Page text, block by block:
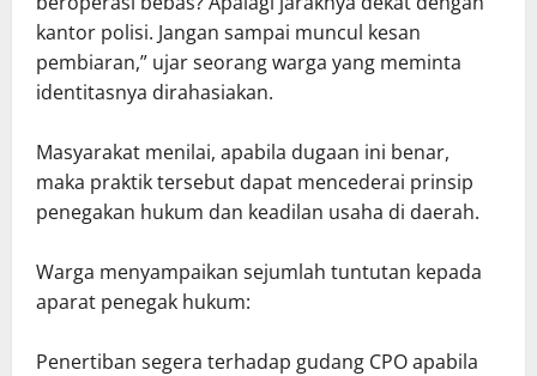
kantor polisi. Jangan sampai muncul kesan
pembiaran,” ujar seorang warga yang meminta
identitasnya dirahasiakan.
Masyarakat menilai, apabila dugaan ini benar,
maka praktik tersebut dapat mencederai prinsip
penegakan hukum dan keadilan usaha di daerah.
Warga menyampaikan sejumlah tuntutan kepada
aparat penegak hukum:
Penertiban segera terhadap gudang CPO apabila